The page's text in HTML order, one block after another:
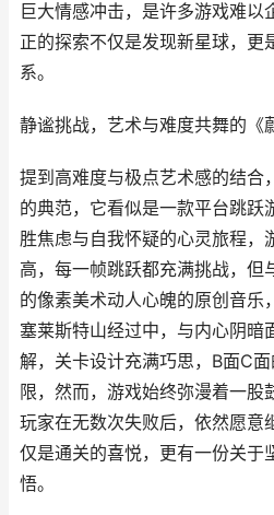
巨大情感冲击，是许多游戏难以
正的探索不仅是发现新星球，更
系。
静谧挑战，艺术与难度共舞的《
提到高难度与极点艺术感的结合
的典范，它看似是一款平台跳跃
胜焦虑与自我怀疑的心灵旅程，
高，每一帧跳跃都充满挑战，但
的像素美术动人心魄的原创音乐
塞莱斯特山经过中，与内心阴暗
解，关卡设计充满巧思，B面C
限，然而，游戏始终弥漫着一股
玩家在无数次失败后，依然愿意
仅是通关的喜悦，更有一份关于
悟。